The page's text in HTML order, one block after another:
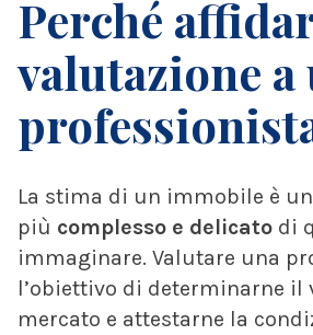
Perché
valutazione a
La stima di un immobile è
più complesso e delicato di
immaginare. Valutare una
l’obiettivo di determinarne il
mercato e attestarne la